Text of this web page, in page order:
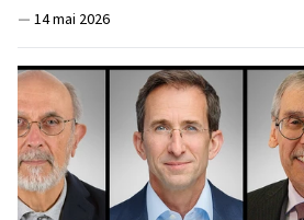
— 14 mai 2026